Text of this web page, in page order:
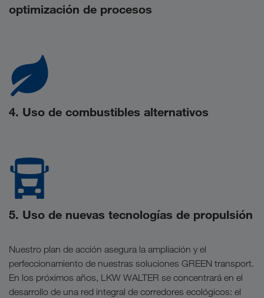
optimización de procesos
4. Uso de combustibles alternativos
5. Uso de nuevas tecnologías de propulsión
Nuestro plan de acción asegura la ampliación y el
perfeccionamiento de nuestras soluciones GREEN transport.
En los próximos años, LKW WALTER se concentrará en el
desarrollo de una red integral de corredores ecológicos: el